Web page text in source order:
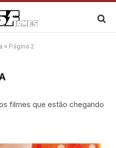
» Página 2
filmes que estão chegando